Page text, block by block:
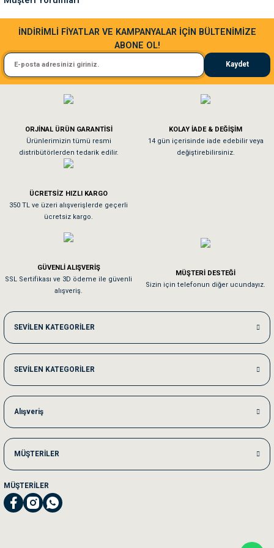
Bu ürüne benzer farklı alternatifler olmalı.
Gönder
Sa**** Ta******
Kedim taze mamaya bayıldı kargo fimrasın da bir sorun yaşadım ve arkadaşlar
El**** Ek******
Köpeğim bayıldı hediyeler için teşekkürler
As**** Tu******
Tavşanım kafesinin kalitesine ve paketlemesine bayıldım
Sa**** On******
Kedilerim beğeniyorlar. Memnunuz. Uygun fiyatta olması iyi.
Me***** Ya******
Akşam verdiğim sipariş bir sonraki gün elime ulaştı. Jack russell köpeğim
Ka***** Ar******
Ufak bir sorun harici sorun olmadı sağolsunlar onuda hemen çözdüler
İNDİRİMLİ FİYATLAR VE KAMPANYALAR İÇİN BÜLTENİMİZE
ABONE OL!
Kaydet
ORJİNAL ÜRÜN GARANTİSİ
Ürünlerimizin tümü resmi
distribütörlerden tedarik edilir.
KOLAY İADE & DEĞİŞİM
14 gün içerisinde iade edebilir veya
değiştirebilirsiniz.
ÜCRETSİZ HIZLI KARGO
350 TL ve üzeri alışverişlerde geçerli
ücretsiz kargo.
GÜVENLİ ALIŞVERİŞ
SSL Sertifikası ve 3D ödeme ile güvenli
alışveriş.
MÜŞTERİ DESTEĞİ
Sizin için telefonun diğer ucundayız.
SEVİLEN KATEGORİLER
SEVİLEN KATEGORİLER
Alışveriş
MÜŞTERİLER
MÜŞTERİLER